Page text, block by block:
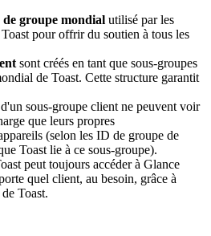
de groupe mondial utilisé par les
pour offrir du soutien à tous les
sont créés en tant que sous-groupes
de Toast. Cette structure garantit
sous-groupe client ne peuvent voir
que leurs propres
(selon les ID de groupe de
Toast lie à ce sous-groupe).
peut toujours accéder à Glance
quel client, au besoin, grâce à
Toast.